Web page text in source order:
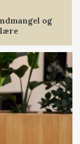
og
lære